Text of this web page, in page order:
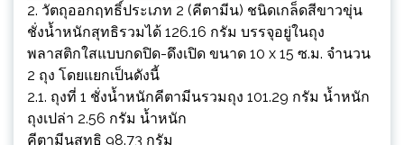
2. วัตถุออกฤทธิ์ประเภท 2 (คีตามีน) ชนิดเกล็ดสีขาวขุ่น
ชั่งน้ำหนักสุทธิรวมได้ 126.16 กรัม บรรจุอยู่ในถุง
พลาสติกใสแบบกดปิด-ดึงเปิด ขนาด 10 x 15 ซ.ม. จำนวน
2 ถุง โดยแยกเป็นดังนี้
2.1. ถุงที่ 1 ชั่งน้ำหนักคีตามีนรวมถุง 101.29 กรัม น้ำหนัก
ถุงเปล่า 2.56 กรัม น้ำหนัก
คีตามีนสุทธิ 98.73 กรัม